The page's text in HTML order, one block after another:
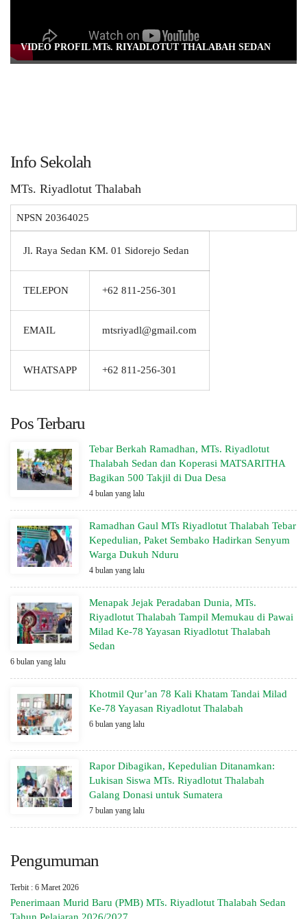
VIDEO PROFIL MTs. RIYADLOTUT THALABAH SEDAN
Info Sekolah
MTs. Riyadlotut Thalabah
NPSN 20364025
Jl. Raya Sedan KM. 01 Sidorejo Sedan
TELEPON +62 811-256-301
EMAIL mtsriyadl@gmail.com
WHATSAPP +62 811-256-301
Pos Terbaru
Tebar Berkah Ramadhan, MTs. Riyadlotut
Thalabah Sedan dan Koperasi MATSARITHA
Bagikan 500 Takjil di Dua Desa
4 bulan yang lalu
Ramadhan Gaul MTs Riyadlotut Thalabah Tebar
Kepedulian, Paket Sembako Hadirkan Senyum
Warga Dukuh Nduru
4 bulan yang lalu
Menapak Jejak Peradaban Dunia, MTs.
Riyadlotut Thalabah Tampil Memukau di Pawai
Milad Ke-78 Yayasan Riyadlotut Thalabah
Sedan
6 bulan yang lalu
Khotmil Qur’an 78 Kali Khatam Tandai Milad
Ke-78 Yayasan Riyadlotut Thalabah
6 bulan yang lalu
Rapor Dibagikan, Kepedulian Ditanamkan:
Lukisan Siswa MTs. Riyadlotut Thalabah
Galang Donasi untuk Sumatera
7 bulan yang lalu
Pengumuman
Terbit : 6 Maret 2026
Penerimaan Murid Baru (PMB) MTs. Riyadlotut Thalabah Sedan